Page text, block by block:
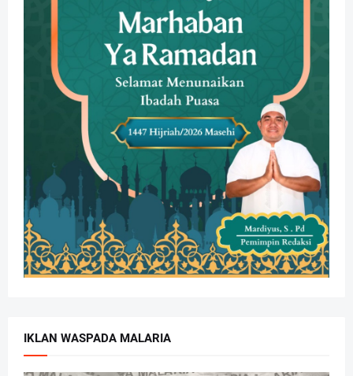
IKLAN WASPADA MALARIA